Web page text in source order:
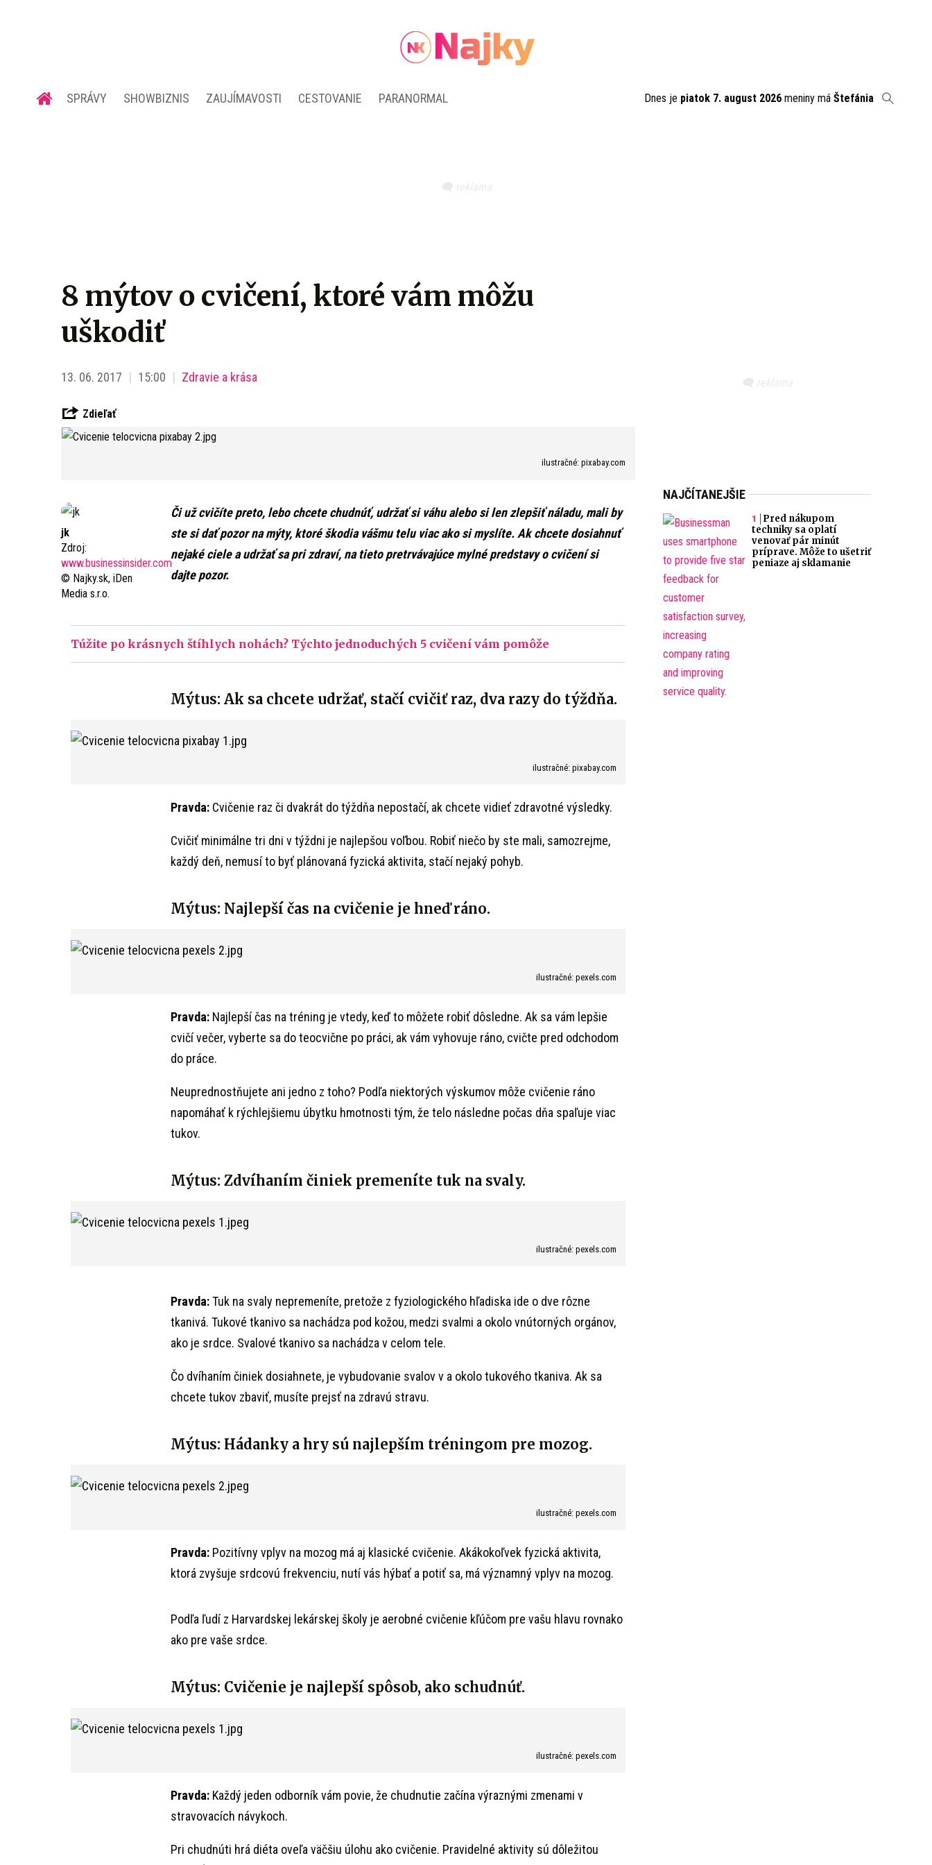
SPRÁVY SHOWBIZNIS ZAUJÍMAVOSTI CESTOVANIE PARANORMAL Dnes je piatok 7. august 2026 meniny má Štefánia
8 mýtov o cvičení, ktoré vám môžu
uškodiť
13. 06. 2017 15:00 Zdravie a krása
Zdieľať
ilustračné: pixabay.com
jk
Zdroj:
www.businessinsider.com
© Najky.sk, iDen
Media s.r.o.
Či už cvičíte preto, lebo chcete chudnúť, udržať si váhu alebo si len zlepšiť náladu, mali by
ste si dať pozor na mýty, ktoré škodia vášmu telu viac ako si myslíte. Ak chcete dosiahnuť
nejaké ciele a udržať sa pri zdraví, na tieto pretrvávajúce mylné predstavy o cvičení si
dajte pozor.
Túžite po krásnych štíhlych nohách? Týchto jednoduchých 5 cvičení vám pomôže
Mýtus: Ak sa chcete udržať, stačí cvičiť raz, dva razy do týždňa.
ilustračné: pixabay.com
Pravda: Cvičenie raz či dvakrát do týždňa nepostačí, ak chcete vidieť zdravotné výsledky.
Cvičiť minimálne tri dni v týždni je najlepšou voľbou. Robiť niečo by ste mali, samozrejme,
každý deň, nemusí to byť plánovaná fyzická aktivita, stačí nejaký pohyb.
Mýtus: Najlepší čas na cvičenie je hneď ráno.
ilustračné: pexels.com
Pravda: Najlepší čas na tréning je vtedy, keď to môžete robiť dôsledne. Ak sa vám lepšie
cvičí večer, vyberte sa do teocvične po práci, ak vám vyhovuje ráno, cvičte pred odchodom
do práce.
Neuprednostňujete ani jedno z toho? Podľa niektorých výskumov môže cvičenie ráno
napomáhať k rýchlejšiemu úbytku hmotnosti tým, že telo následne počas dňa spaľuje viac
tukov.
Mýtus: Zdvíhaním činiek premeníte tuk na svaly.
ilustračné: pexels.com
Pravda:Tuk na svaly nepremeníte, pretože z fyziologického hľadiska ide o dve rôzne
tkanivá. Tukové tkanivo sa nachádza pod kožou, medzi svalmi a okolo vnútorných orgánov,
ako je srdce. Svalové tkanivo sa nachádza v celom tele.
Čo dvíhaním činiek dosiahnete, je vybudovanie svalov v a okolo tukového tkaniva. Ak sa
chcete tukov zbaviť, musíte prejsť na zdravú stravu.
Mýtus: Hádanky a hry sú najlepším tréningom pre mozog.
ilustračné: pexels.com
Pravda: Pozitívny vplyv na mozog má aj klasické cvičenie. Akákokoľvek fyzická aktivita,
ktorá zvyšuje srdcovú frekvenciu, nutí vás hýbať a potiť sa, má významný vplyv na mozog.
Podľa ľudí z Harvardskej lekárskej školy je aerobné cvičenie kľúčom pre vašu hlavu rovnako
ako pre vaše srdce.
Mýtus: Cvičenie je najlepší spôsob, ako schudnúť.
ilustračné: pexels.com
Pravda: Každý jeden odborník vám povie, že chudnutie začína výraznými zmenami v
stravovacích návykoch.
Pri chudnúti hrá diéta oveľa väčšiu úlohu ako cvičenie. Pravidelné aktivity sú dôležitou
NAJČÍTANEJŠIE
Pred nákupom
techniky sa oplatí
venovať pár minút
príprave. Môže to ušetriť
peniaze aj sklamanie